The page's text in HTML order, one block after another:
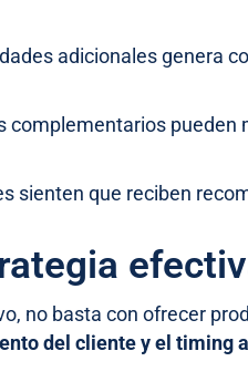
adicionales genera
complementarios pueden
sienten que reciben
no basta con ofrecer
del cliente y el timing